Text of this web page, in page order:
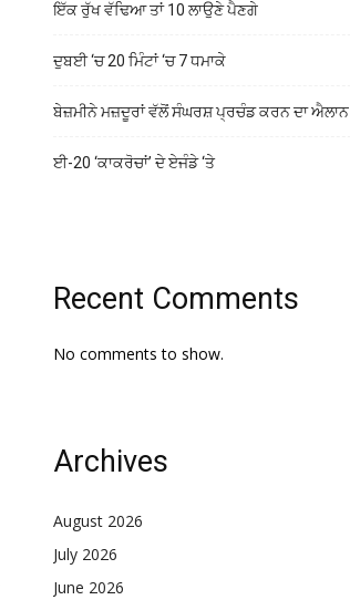
ਇੱਕ ਰੁੱਖ ਵੱਢਿਆ ਤਾਂ 10 ਲਾਉਣੇ ਪੈਣਗੇ
ਦੁਬਈ ‘ਚ 20 ਮਿੰਟਾਂ ‘ਚ 7 ਧਮਾਕੇ
ਬੇਜ਼ਮੀਨੇ ਮਜ਼ਦੂਰਾਂ ਵੱਲੋਂ ਸੰਘਰਸ਼ ਪ੍ਰਚੰਡ ਕਰਨ ਦਾ ਐਲਾਨ
ਈ-20 ‘ਕਾਕਰੋਚਾਂ’ ਦੇ ਏਜੰਡੇ ‘ਤੇ
Recent Comments
No comments to show.
Archives
August 2026
July 2026
June 2026